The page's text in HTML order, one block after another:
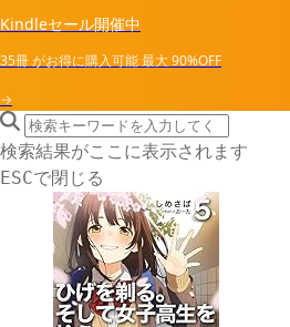
Kindleセール開催中
35冊がお得に購入可能最大90%OFF
→
search icon
サイト内検索
検索結果がここに表示されます
ESCで閉じる